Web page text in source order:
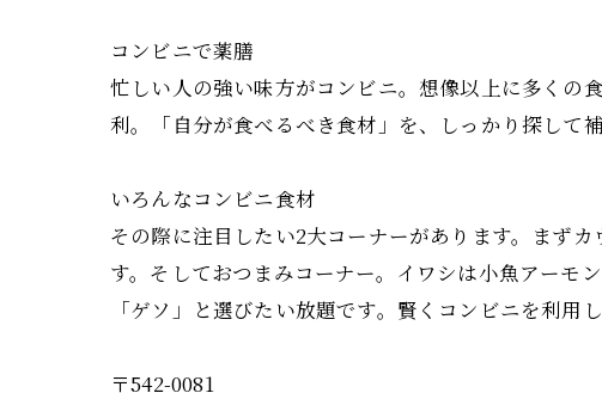
コンビニで薬膳
忙しい人の強い味方がコンビニ。想像以上に多くの
利。「自分が食べるべき食材」を、しっかり探して補
いろんなコンビニ食材
その際に注目したい2大コーナーがあります。まず
す。そしておつまみコーナー。イワシは小魚アーモ
「ゲソ」と選びたい放題です。賢くコンビニを利用
〒542-0081